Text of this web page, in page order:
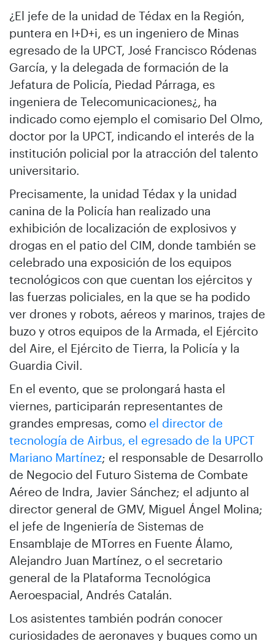
¿El jefe de la unidad de Tédax en la Región,
puntera en I+D+i, es un ingeniero de Minas
egresado de la UPCT, José Francisco Ródenas
García, y la delegada de formación de la
Jefatura de Policía, Piedad Párraga, es
ingeniera de Telecomunicaciones¿, ha
indicado como ejemplo el comisario Del Olmo,
doctor por la UPCT, indicando el interés de la
institución policial por la atracción del talento
universitario.
Precisamente, la unidad Tédax y la unidad
canina de la Policía han realizado una
exhibición de localización de explosivos y
drogas en el patio del CIM, donde también se
celebrado una exposición de los equipos
tecnológicos con que cuentan los ejércitos y
las fuerzas policiales, en la que se ha podido
ver drones y robots, aéreos y marinos, trajes de
buzo y otros equipos de la Armada, el Ejército
del Aire, el Ejército de Tierra, la Policía y la
Guardia Civil.
En el evento, que se prolongará hasta el
viernes, participarán representantes de
grandes empresas, como el director de
tecnología de Airbus, el egresado de la UPCT
Mariano Martínez; el responsable de Desarrollo
de Negocio del Futuro Sistema de Combate
Aéreo de Indra, Javier Sánchez; el adjunto al
director general de GMV, Miguel Ángel Molina;
el jefe de Ingeniería de Sistemas de
Ensamblaje de MTorres en Fuente Álamo,
Alejandro Juan Martínez, o el secretario
general de la Plataforma Tecnológica
Aeroespacial, Andrés Catalán.
Los asistentes también podrán conocer
curiosidades de aeronaves y buques como un